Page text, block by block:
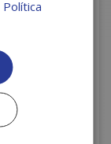
Política